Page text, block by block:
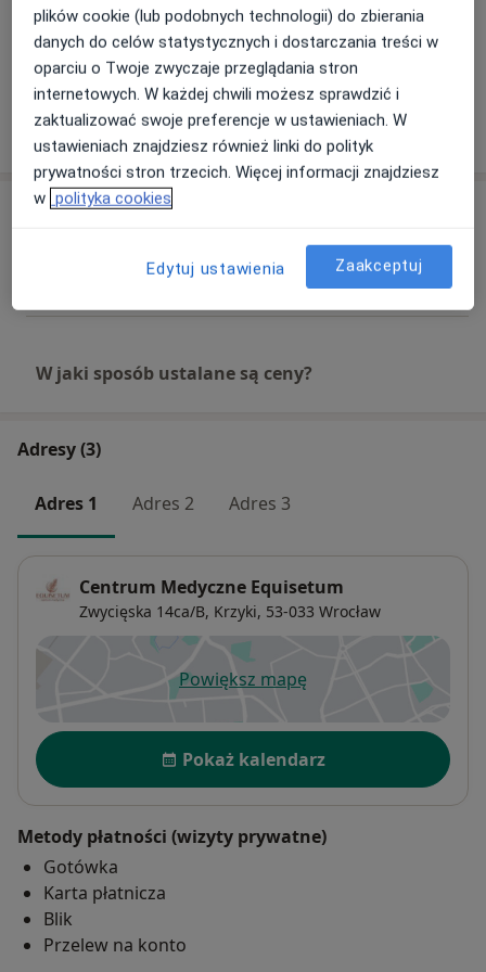
Zobacz galerię (3)
Pokaż więcejo doświadczeniu
Usługi i ceny
Szczegóły Umów wizytę
W jaki sposób ustalane są ceny?
Adresy (3)
Adres 1 Adres 2 Adres 3
Centrum Medyczne Equisetum
Zwycięska 14ca/B, Krzyki, 53-033 Wrocław
Powiększ mapęotwiera się w nowej karcie
Dostępność
Pokaż kalendarz
Metody płatności (wizyty prywatne)
Gotówka
Karta płatnicza
Blik
Przelew na konto
plików cookie (lub podobnych technologii) do zbierania
danych do celów statystycznych i dostarczania treści w
oparciu o Twoje zwyczaje przeglądania stron
internetowych. W każdej chwili możesz sprawdzić i
zaktualizować swoje preferencje w ustawieniach. W
ustawieniach znajdziesz również linki do polityk
prywatności stron trzecich. Więcej informacji znajdziesz
w polityka cookies
Edytuj ustawienia Zaakceptuj